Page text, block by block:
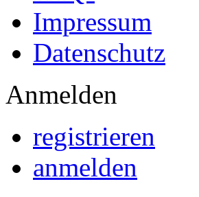
Impressum
Datenschutz
Anmelden
registrieren
anmelden